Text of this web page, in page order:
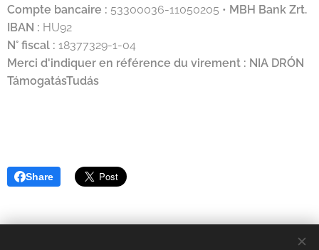
Compte bancaire : 53300036-11050205 • MBH Bank Zrt.
IBAN : HU92
N° fiscal : 18377329-1-04
Merci d'indiquer en référence du virement : NIA DRÓN
TámogatásTudás
Share